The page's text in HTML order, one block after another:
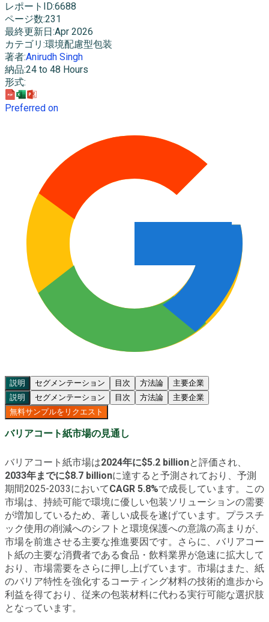
レポートID:6688
ページ数:231
最終更新日 :Apr 2026
カテゴリ :環境配慮型包装
著者:Anirudh Singh
納品:24 to 48 Hours
形式:
Preferred on
説明 セグメンテーション 目次 方法論
主要企業
説明
セグメンテーション 目次 方法論
主要企業
無料サンプルをリクエスト
バリアコート紙市場の見通し
バリアコート紙市場は2024年に$5.2 billionと評価され、
2033年までに$8.7 billionに達すると予測されており、予測
期間2025-2033においてCAGR 5.8%で成長しています。この
市場は、持続可能で環境に優しい包装ソリューションの需要
が増加しているため、著しい成長を遂げています。プラスチ
ック使用の削減へのシフトと環境保護への意識の高まりが、
市場を前進させる主要な推進要因です。さらに、バリアコー
ト紙の主要な消費者である食品・飲料業界が急速に拡大して
おり、市場需要をさらに押し上げています。市場はまた、紙
のバリア特性を強化するコーティング材料の技術的進歩から
利益を得ており、従来の包装材料に代わる実行可能な選択肢
となっています。